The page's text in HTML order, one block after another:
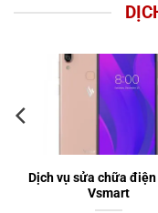
Dịch vụ sửa chữa
Vsmart